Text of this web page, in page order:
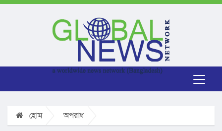
হোম অপরাধ